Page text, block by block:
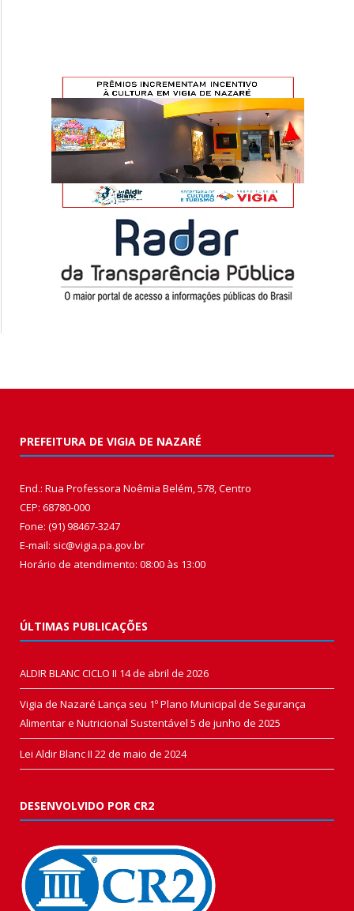
PREFEITURA DE VIGIA DE NAZARÉ
End.: Rua Professora Noêmia Belém, 578, Centro
CEP: 68780-000
Fone: (91) 98467-3247
E-mail: sic@vigia.pa.gov.br
Horário de atendimento: 08:00 às 13:00
ÚLTIMAS PUBLICAÇÕES
ALDIR BLANC CICLO II 14 de abril de 2026
Vigia de Nazaré Lança seu 1º Plano Municipal de Segurança
Alimentar e Nutricional Sustentável 5 de junho de 2025
Lei Aldir Blanc II 22 de maio de 2024
DESENVOLVIDO POR CR2